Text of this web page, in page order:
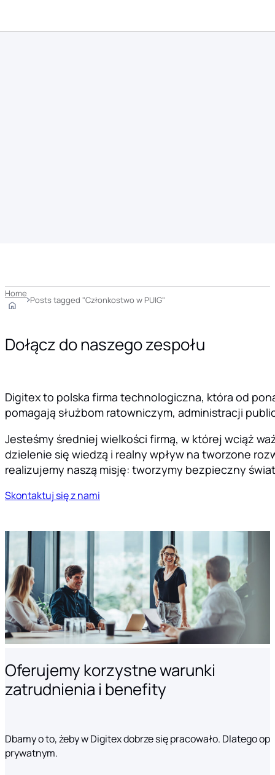
Home
Posts tagged "Członkostwo w PUIG"
Dołącz do naszego zespołu
Digitex to polska firma technologiczna, która od
pomagają służbom ratowniczym, administracji
Jesteśmy średniej wielkości firmą, w której wciąż
dzielenie się wiedzą i realny wpływ na tworzone
realizujemy naszą misję: tworzymy bezpieczny
Skontaktuj się z nami
Oferujemy korzystne warunki
zatrudnienia i benefity
Dbamy o to, żeby w Digitex dobrze się pracowało. Dlatego
prywatnym.